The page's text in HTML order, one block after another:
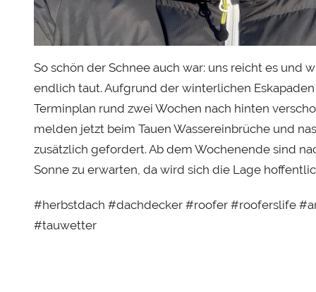
s
So schön der Schnee auch war: uns reicht es und
endlich taut. Aufgrund der winterlichen
Terminplan rund zwei Wochen nach hinten
melden jetzt beim Tauen Wassereinbrüche und
zusätzlich gefordert. Ab dem Wochenende sind
Sonne zu erwarten, da wird sich die Lage
#herbstdach #dachdecker #roofer #rooferslife
#tauwetter